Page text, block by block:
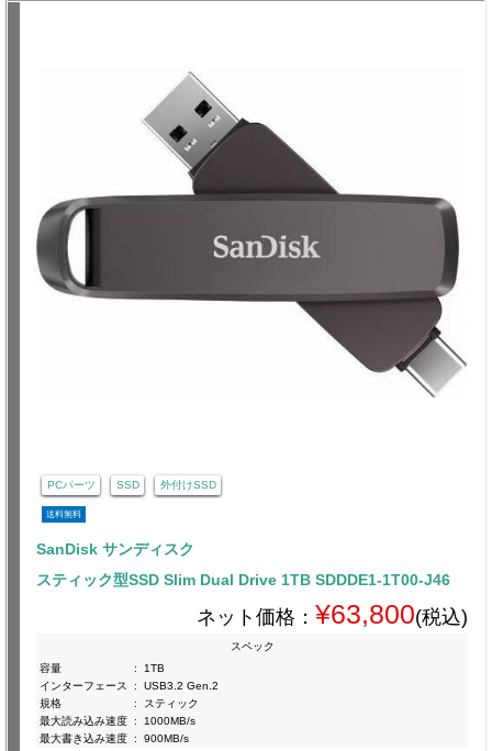
PCパーツ SSD 外付けSSD
送料無料
SanDisk サンディスク
スティック型SSD Slim Dual Drive 1TB SDDDE1-1T00-J46
ネット価格： ¥63,800(税込)
スペック
容量
:
1TB
インターフェース
:
USB3.2 Gen.2
規格
:
スティック
最大読み込み速度 :
1000MB/s
最大書き込み速度 : 900MB/s